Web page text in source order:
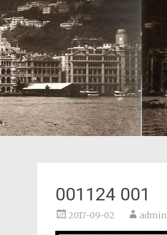
001124 001
2017-09-02 admin